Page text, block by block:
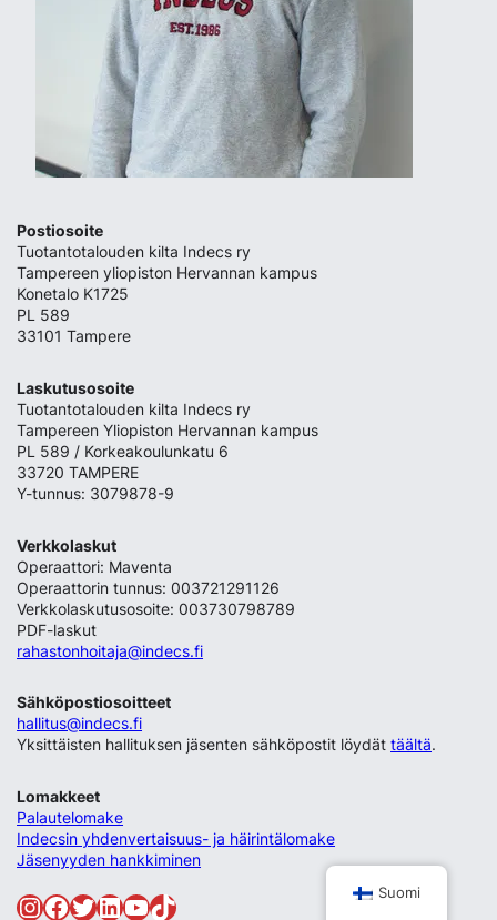
Postiosoite
Tuotantotalouden kilta Indecs ry
Tampereen yliopiston Hervannan kampus
Konetalo K1725
PL 589
33101 Tampere
Laskutusosoite
Tuotantotalouden kilta Indecs ry
Tampereen Yliopiston Hervannan kampus
PL 589 / Korkeakoulunkatu 6
33720 TAMPERE
Y-tunnus: 3079878-9
Verkkolaskut
Operaattori: Maventa
Operaattorin tunnus: 003721291126
Verkkolaskutusosoite: 003730798789
PDF-laskut
rahastonhoitaja@indecs.fi
Sähköpostiosoitteet
hallitus@indecs.fi
Yksittäisten hallituksen jäsenten sähköpostit löydättäältä.
Lomakkeet
Palautelomake
Indecsin yhdenvertaisuus- ja häirintälomake
Jäsenyyden hankkiminen
InstagramFacebook Twitter LinkedIn YouTube TikTok Suomi